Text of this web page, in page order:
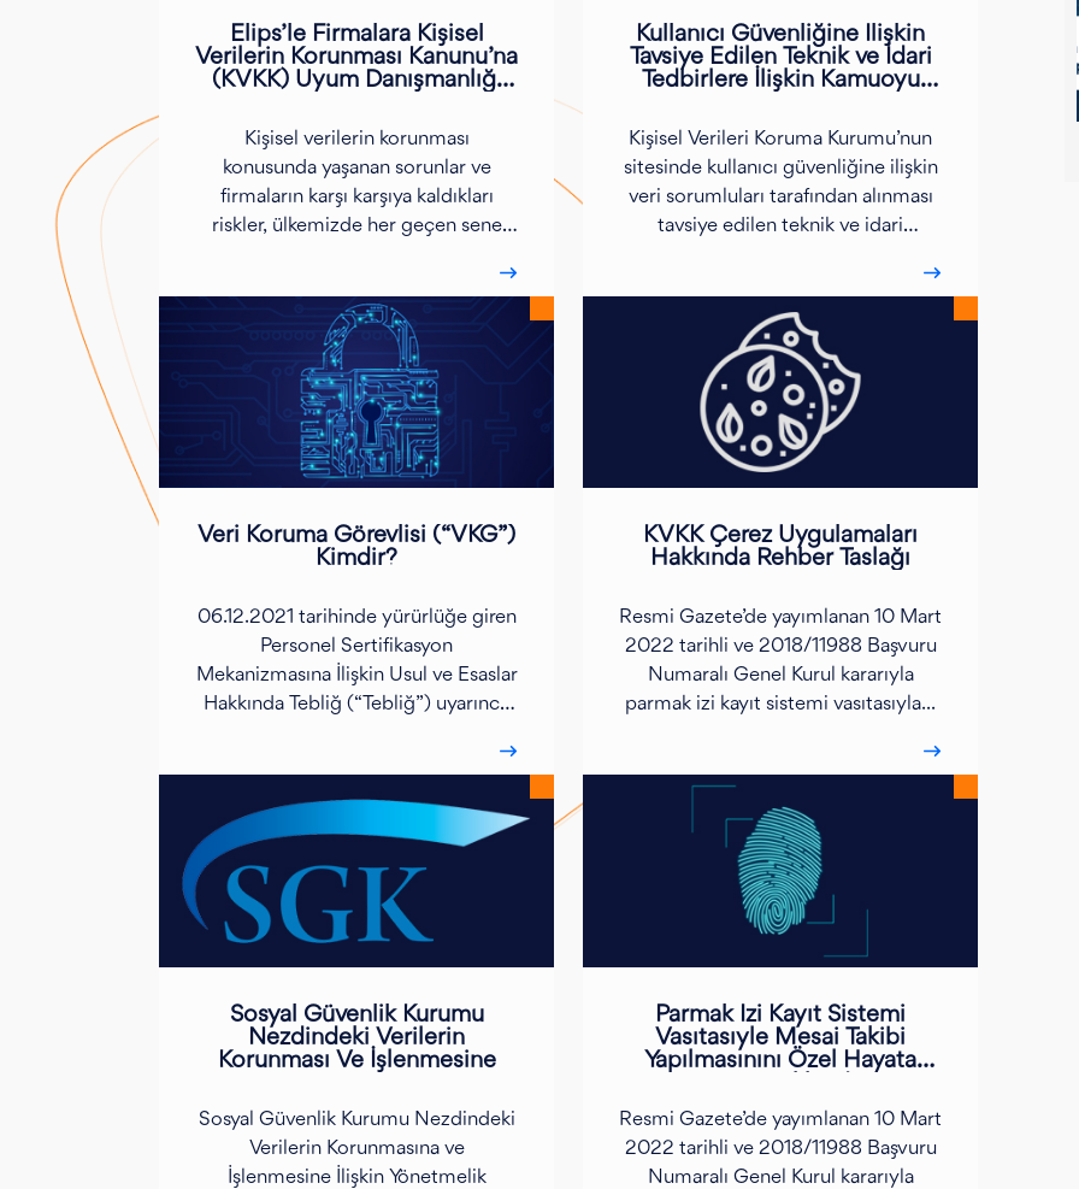
Elips’le Firmalara Kişisel
Verilerin Korunması Kanunu’na
(KVKK) Uyum Danışmanlığı
Kişisel verilerin korunması
konusunda yaşanan sorunlar ve
firmaların karşı karşıya kaldıkları
riskler, ülkemizde her geçen sene
Kullanıcı Güvenliğine İlişkin
Tavsiye Edilen Teknik ve İdari
Tedbirlere İlişkin Kamuoyu
Kişisel Verileri Koruma Kurumu’nun
sitesinde kullanıcı güvenliğine ilişkin
veri sorumluları tarafından alınması
tavsiye edilen teknik ve idari
Veri Koruma Görevlisi (“VKG”)
Kimdir?
06.12.2021 tarihinde yürürlüğe giren
Personel Sertifikasyon
Mekanizmasına İlişkin Usul ve Esaslar
Hakkında Tebliğ (“Tebliğ”) uyarınca
KVKK Çerez Uygulamaları
Hakkında Rehber Taslağı
Resmi Gazete’de yayımlanan 10 Mart
2022 tarihli ve 2018/11988 Başvuru
Numaralı Genel Kurul kararıyla
parmak izi kayıt sistemi vasıtasıyla...
Sosyal Güvenlik Kurumu
Nezdindeki Verilerin
Korunması Ve İşlenmesine
Sosyal Güvenlik Kurumu Nezdindeki
Verilerin Korunmasına ve
İşlenmesine İlişkin Yönetmelik
Parmak İzi Kayıt Sistemi
Vasıtasıyle Mesai Takibi
Yapılmasınını Özel Hayata
Resmi Gazete’de yayımlanan 10 Mart
2022 tarihli ve 2018/11988 Başvuru
Numaralı Genel Kurul kararıyla